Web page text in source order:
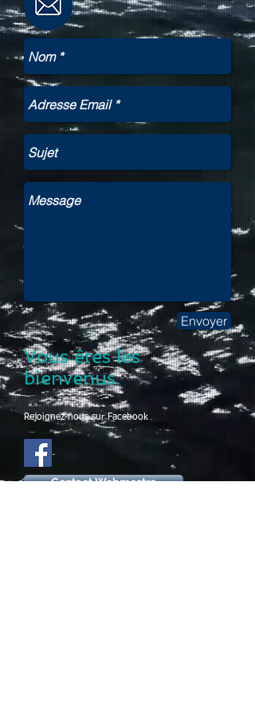
Envoyer
Vous êtes les
bienvenus.
Rejoignez-nous sur Facebook
Contact Webmestre